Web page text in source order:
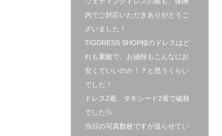
内でご対応いただきありがとうご
ざいました！
TIGDRESS SHOP様のドレスはど
れも素敵で、お値段もこんなにお
安くていいのか！？と思うくらい
でした！
ドレス2着、タキシード2着で破格
でした💦
当日の写真数枚ですが送らせてい